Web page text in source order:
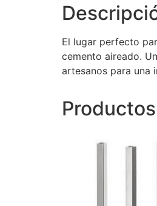
El lugar perfecto
cemento aireado.
artesanos para una